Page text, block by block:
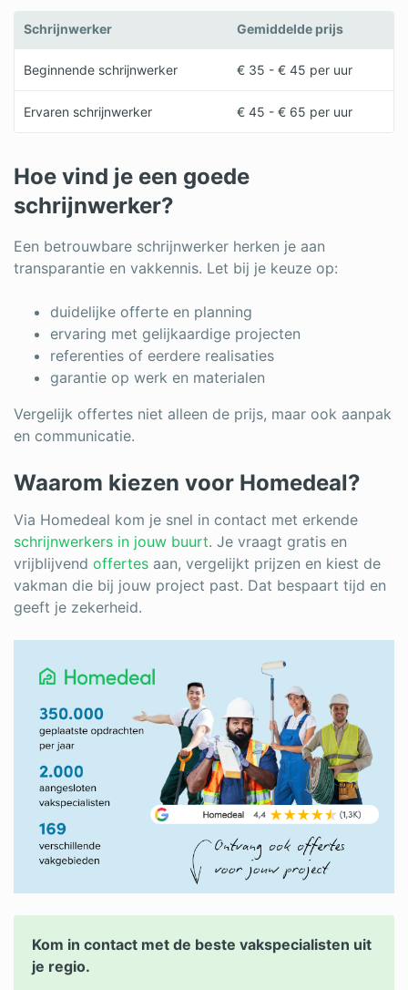
Schrijnwerker Gemiddelde prijs
Beginnende schrijnwerker € 35 - € 45 per uur
Ervaren schrijnwerker € 45 - € 65 per uur
Hoe vind je een goede
schrijnwerker?
Een betrouwbare schrijnwerker herken je aan
transparantie en vakkennis. Let bij je keuze op:
duidelijke offerte en planning
ervaring met gelijkaardige projecten
referenties of eerdere realisaties
garantie op werk en materialen
Vergelijk offertes niet alleen de prijs, maar ook aanpak
en communicatie.
Waarom kiezen voor Homedeal?
Via Homedeal kom je snel in contact met erkende
schrijnwerkers in jouw buurt. Je vraagt gratis en
vrijblijvend offertes aan, vergelijkt prijzen en kiest de
vakman die bij jouw project past. Dat bespaart tijd en
geeft je zekerheid.
Kom in contact met de beste vakspecialisten uit
je regio.